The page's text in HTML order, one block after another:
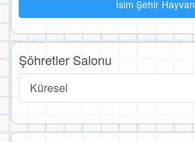
İsim Şehir Hayvan
Şöhretler Salonu
Küresel